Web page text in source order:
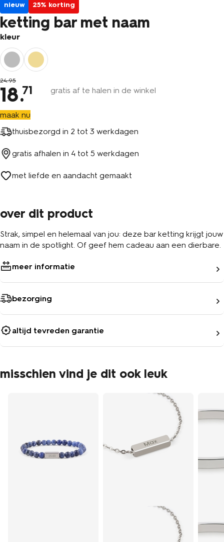
nieuw 25% korting
ketting bar met naam
kleur
24.95
18.71 gratis af te halen in de winkel
maak nu
thuisbezorgd in 2 tot 3 werkdagen
gratis afhalen in 4 tot 5 werkdagen
met liefde en aandacht gemaakt
over dit product
Strak, simpel en helemaal van jou: deze bar ketting krijgt jouw
naam in de spotlight. Of geef hem cadeau aan een dierbare.
meer informatie
bezorging
altijd tevreden garantie
misschien vind je dit ook leuk